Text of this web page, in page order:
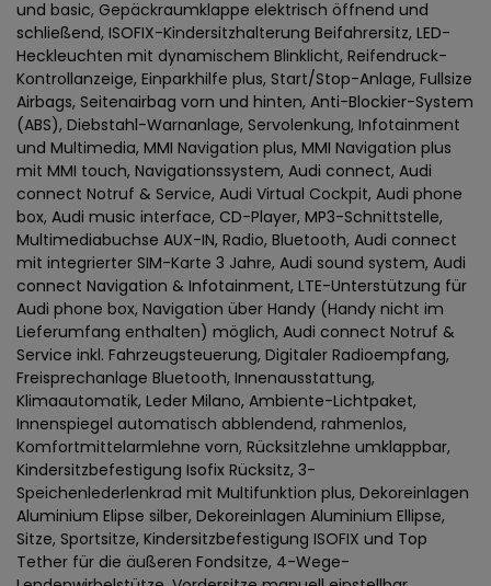
und basic, Gepäckraumklappe elektrisch öffnend und
schließend, ISOFIX-Kindersitzhalterung Beifahrersitz, LED-
Heckleuchten mit dynamischem Blinklicht, Reifendruck-
Kontrollanzeige, Einparkhilfe plus, Start/Stop-Anlage, Fullsize
Airbags, Seitenairbag vorn und hinten, Anti-Blockier-System
(ABS), Diebstahl-Warnanlage, Servolenkung, Infotainment
und Multimedia, MMI Navigation plus, MMI Navigation plus
mit MMI touch, Navigationssystem, Audi connect, Audi
connect Notruf & Service, Audi Virtual Cockpit, Audi phone
box, Audi music interface, CD-Player, MP3-Schnittstelle,
Multimediabuchse AUX-IN, Radio, Bluetooth, Audi connect
mit integrierter SIM-Karte 3 Jahre, Audi sound system, Audi
connect Navigation & Infotainment, LTE-Unterstützung für
Audi phone box, Navigation über Handy (Handy nicht im
Lieferumfang enthalten) möglich, Audi connect Notruf &
Service inkl. Fahrzeugsteuerung, Digitaler Radioempfang,
Freisprechanlage Bluetooth, Innenausstattung,
Klimaautomatik, Leder Milano, Ambiente-Lichtpaket,
Innenspiegel automatisch abblendend, rahmenlos,
Komfortmittelarmlehne vorn, Rücksitzlehne umklappbar,
Kindersitzbefestigung Isofix Rücksitz, 3-
Speichenlederlenkrad mit Multifunktion plus, Dekoreinlagen
Aluminium Elipse silber, Dekoreinlagen Aluminium Ellipse,
Sitze, Sportsitze, Kindersitzbefestigung ISOFIX und Top
Tether für die äußeren Fondsitze, 4-Wege-